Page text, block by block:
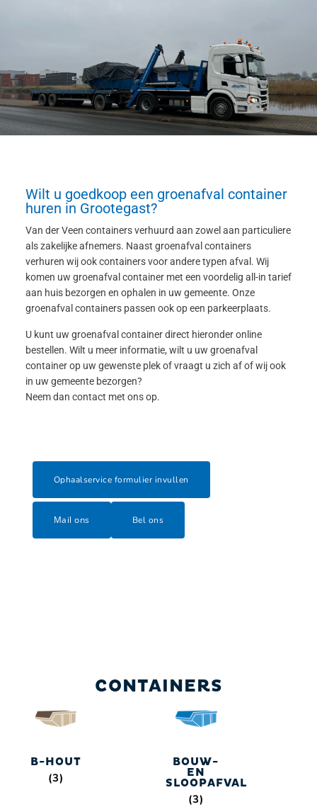
Wilt u goedkoop een groenafval container
huren in Grootegast?
Van der Veen containers verhuurd aan zowel aan particuliere
als zakelijke afnemers. Naast groenafval containers
verhuren wij ook containers voor andere typen afval. Wij
komen uw groenafval container met een voordelig all-in tarief
aan huis bezorgen en ophalen in uw gemeente. Onze
groenafval containers passen ook op een parkeerplaats.
U kunt uw groenafval container direct hieronder online
bestellen. Wilt u meer informatie, wilt u uw groenafval
container op uw gewenste plek of vraagt u zich af of wij ook
in uw gemeente bezorgen?
Neem dan contact met ons op.
Ophaalservice formulier invullen
Mail ons Bel ons
CONTAINERS
B-HOUT
(3)
BOUW-
EN
SLOOPAFVAL
(3)